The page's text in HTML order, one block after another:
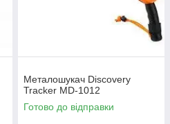
Металошукач Discovery
Tracker MD-1012
Готово до відправки